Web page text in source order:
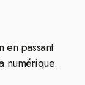
en passant
numérique.